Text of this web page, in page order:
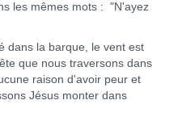
les mêmes mots : "N'ayez
la barque, le vent est
que nous traversons dans
raison d'avoir peur et
Jésus monter dans